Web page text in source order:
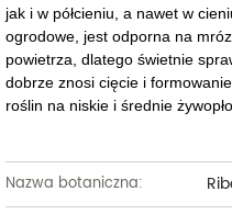
jak i w półcieniu, a nawet w
ogrodowe, jest odporna na
powietrza, dlatego świetnie
dobrze znosi cięcie i
roślin na niskie i średnie
Nazwa botaniczna: